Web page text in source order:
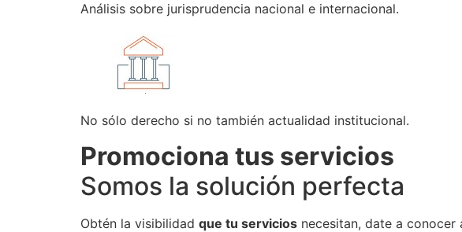
Análisis sobre jurisprudencia nacional e internacional.
No sólo derecho si no también actualidad institucional.
Promociona tus servicios
Somos la solución perfecta
Obtén la visibilidad que tu servicios necesitan, date a